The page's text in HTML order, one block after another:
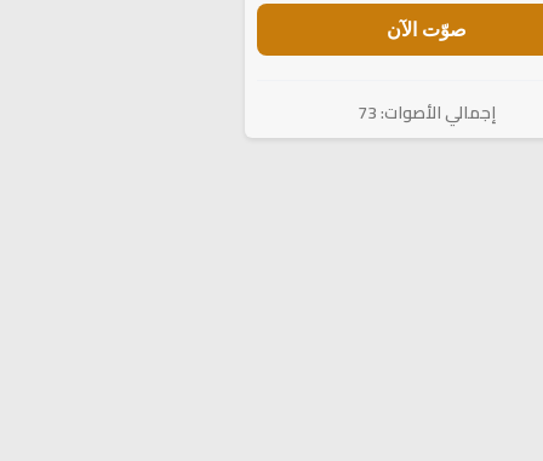
صوّت الآن
إجمالي الأصوات: 73